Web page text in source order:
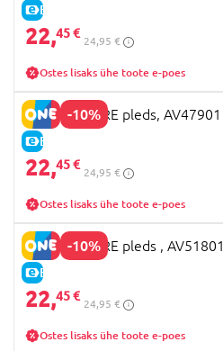
E-HIND
22,45 €
24,95 €
Ostes lisaks ühe toote e-poes
-10%
E-HIND
MOTHERCARE pleds, AV47901
22,45 €
24,95 €
Ostes lisaks ühe toote e-poes
-10%
E-HIND
MOTHERCARE pleds , AV51801
22,45 €
24,95 €
Ostes lisaks ühe toote e-poes